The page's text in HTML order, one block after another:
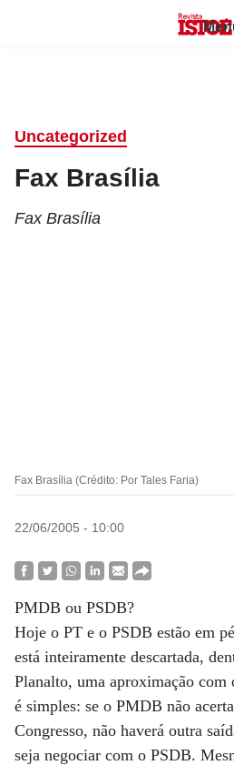
Uncategorized
Fax Brasília
Fax Brasília
Fax Brasília (Crédito: Por Tales Faria)
22/06/2005 - 10:00
PMDB ou PSDB?
Hoje o PT e o PSDB estão em
está inteiramente descartada,
Planalto, uma aproximação
é simples: se o PMDB não
Congresso, não haverá outra
seja negociar com o PSDB.